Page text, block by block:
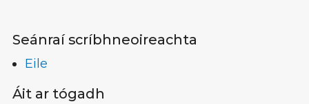
Seánraí scríbhneoireachta
Eile
Áit ar tógadh